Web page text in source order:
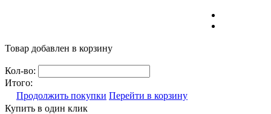
Товар добавлен в корзину
Кол-во:
Итого:
Продолжить покупки Перейти в корзину
Купить в один клик